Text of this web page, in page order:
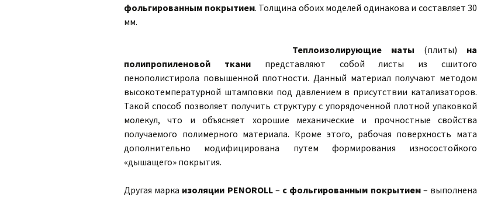
фольгированным покрытием. Толщина обоих моделей одинакова и составляет 30
мм.
Теплоизолирующие маты (плиты) на
полипропиленовой тканипредставляют собой листы из сшитого
пенополистирола повышенной плотности. Данный материал получают методом
высокотемпературной штамповки под давлением в присутствии катализаторов.
Такой способ позволяет получить структуру с упорядоченной плотной упаковкой
молекул, что и объясняет хорошие механические и прочностные свойства
получаемого полимерного материала. Кроме этого, рабочая поверхность мата
дополнительно модифицирована путем формирования износостойкого
«дышащего» покрытия.
Другая марка изоляции PENOROLL– с фольгированным покрытием– выполнена